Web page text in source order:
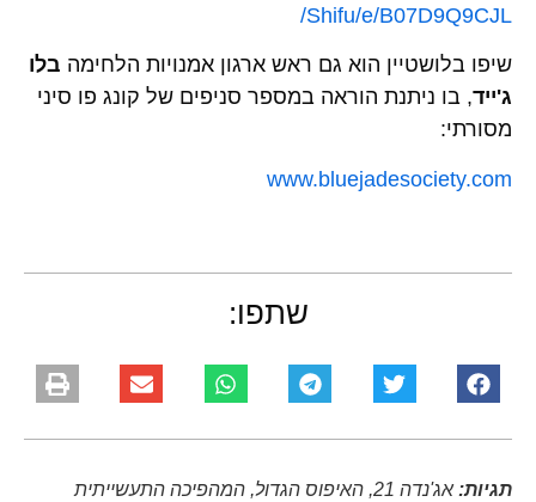
Shifu/e/B07D9Q9CJL/
שיפו בלושטיין הוא גם ראש ארגון אמנויות הלחימה בלו
ג'ייד, בו ניתנת הוראה במספר סניפים של קונג פו סיני
מסורתי:
www.bluejadesociety.com
שתפו:
תגיות: אג'נדה 21 , האיפוס הגדול, המהפיכה התעשייתית